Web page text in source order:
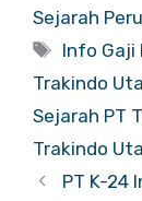
Sejarah
Tags
Info Gaji
Trakindo
Sejarah PT
Trakindo
PT K-24